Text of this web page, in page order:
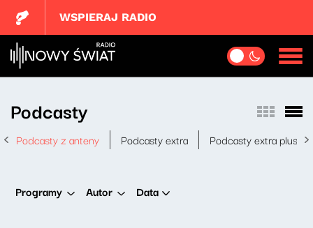
WSPIERAJ RADIO
Podcasty
Podcasty z anteny Podcasty extra Podcasty extra plus
Programy Autor Data